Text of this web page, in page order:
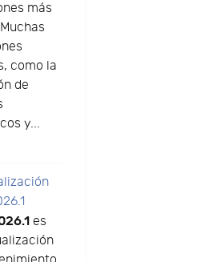
más
como la
de
y...
es